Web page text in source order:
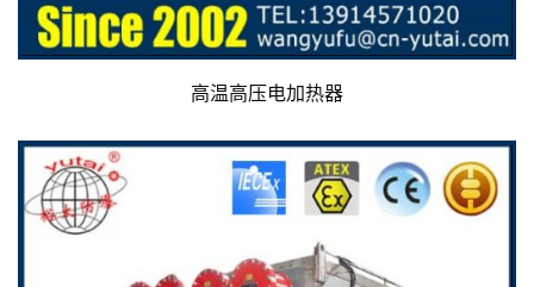
高温高压电加热器